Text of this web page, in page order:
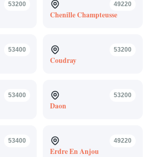
53200 49220
Chenille Champteusse
53400 53200
Coudray
53400 53200
Daon
53400 49220
Erdre En Anjou